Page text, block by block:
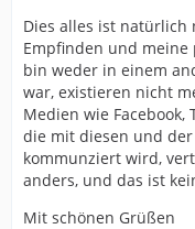
Dies alles ist natürlich
Empfinden und
bin weder in einem
war, existieren nicht
Medien wie
die mit diesen und
kommunziert wird,
anders, und das ist
Mit schönen Grüßen